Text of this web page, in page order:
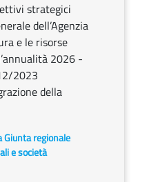
strategici
dell’Agenzia
e le risorse
2026 -
2023
della
Giunta regionale
e società